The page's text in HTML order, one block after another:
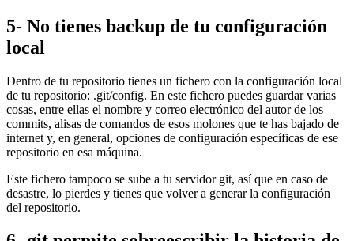
5- No tienes backup de tu configuración
local
Dentro de tu repositorio tienes un fichero con la configuración local
de tu repositorio: .git/config. En este fichero puedes guardar varias
cosas, entre ellas el nombre y correo electrónico del autor de los
commits, alisas de comandos de esos molones que te has bajado de
internet y, en general, opciones de configuración específicas de ese
repositorio en esa máquina.
Este fichero tampoco se sube a tu servidor git, así que en caso de
desastre, lo pierdes y tienes que volver a generar la configuración
del repositorio.